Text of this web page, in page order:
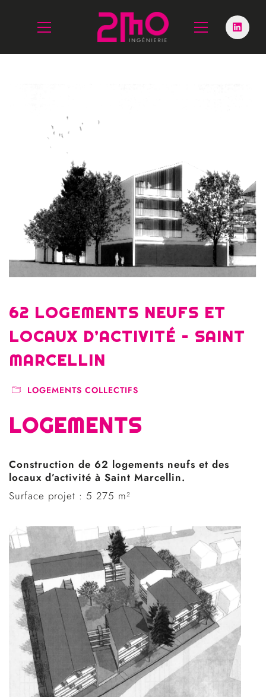
62 LOGEMENTS NEUFS ET
LOCAUX D’ACTIVITÉ – SAINT
MARCELLIN
LOGEMENTS COLLECTIFS
LOGEMENTS
Construction de 62 logements neufs et des
locaux d’activité à Saint Marcellin.
Surface projet : 5 275 m²